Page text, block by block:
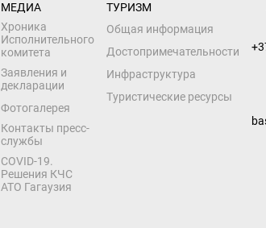
МЕДИА
Хроника
Исполнительного
комитета
Заявления и
декларации
Фотогалерея
Контакты пресс-
службы
COVID-19.
Решения КЧС
АТО Гагаузия
ТУРИЗМ
Общая информация
Достопримечательности
Инфраструктура
Туристические ресурсы